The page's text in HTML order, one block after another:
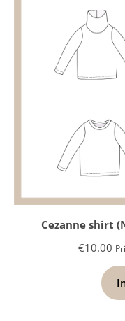
Cezanne shirt
€10.00